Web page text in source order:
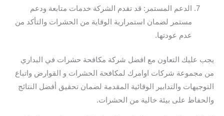
الدعم المستمر: قد تقدم الشركة خدمات متابعة ودعم
مستمر لضمان استمرارية الوقاية من الحشرات والتأكد من
عدم عودتها.
يجب عليك التعاون مع افضل شركة مكافحة حشرات في البداري
من مجموعة شركات اوامرك لمكافحة الحشرات و القوارض واتباع
التوجيهات والتدابير الوقائية المقدمة لضمان تحقيق أفضل النتائج
والحفاظ على بيئة خالية من الحشرات.